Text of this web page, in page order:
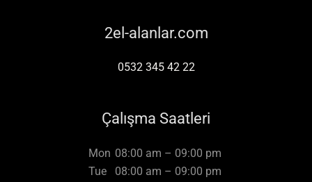
2el-alanlar.com
0532 345 42 22
Çalışma Saatleri
Mon 08:00 am – 09:00 pm
Tue
08:00 am – 09:00 pm